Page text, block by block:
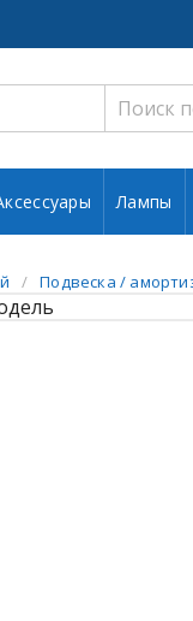
Лампы
Подвеска /